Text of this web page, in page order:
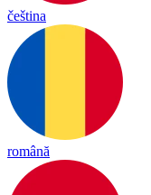
čeština
română